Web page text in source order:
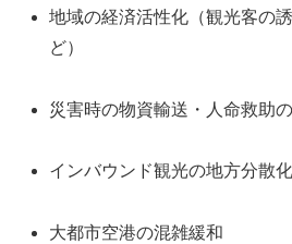
地域の経済活性化（観光客の
ど）
災害時の物資輸送・人命救助
インバウンド観光の地方分散化
大都市空港の混雑緩和